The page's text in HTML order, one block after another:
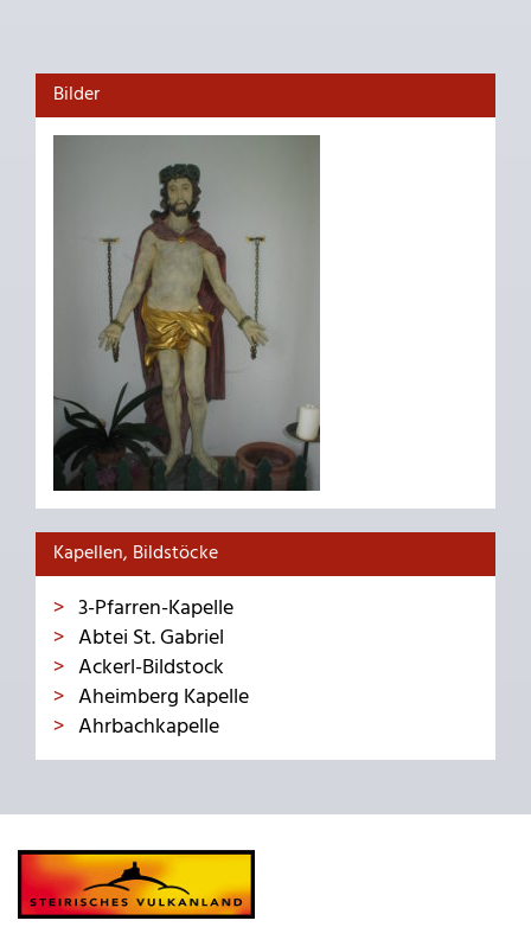
Bilder
Kapellen, Bildstöcke
3-Pfarren-Kapelle
Abtei St. Gabriel
Ackerl-Bildstock
Aheimberg Kapelle
Ahrbachkapelle